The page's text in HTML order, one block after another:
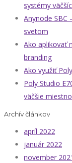
systémy
Anynode SBC
svetom
Ako aplikovať
branding
Ako využiť
Poly Studio
väčšie
Archív článkov
apríl 2022
január 2022
november